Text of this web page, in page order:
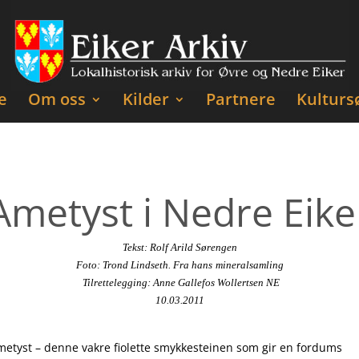
Om oss Kilder Partnere
i Nedre
Tekst: Rolf Arild Sørengen
Foto: Trond Lindseth. Fra hans mineralsamling
Tilrettelegging: Anne Gallefos Wollertsen NE
10.03.2011
– denne vakre fiolette smykkesteinen som gir en fordums